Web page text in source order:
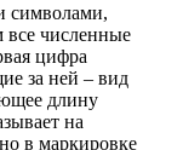
символами,
все численные
цифра
за ней – вид
длину
на
в маркировке